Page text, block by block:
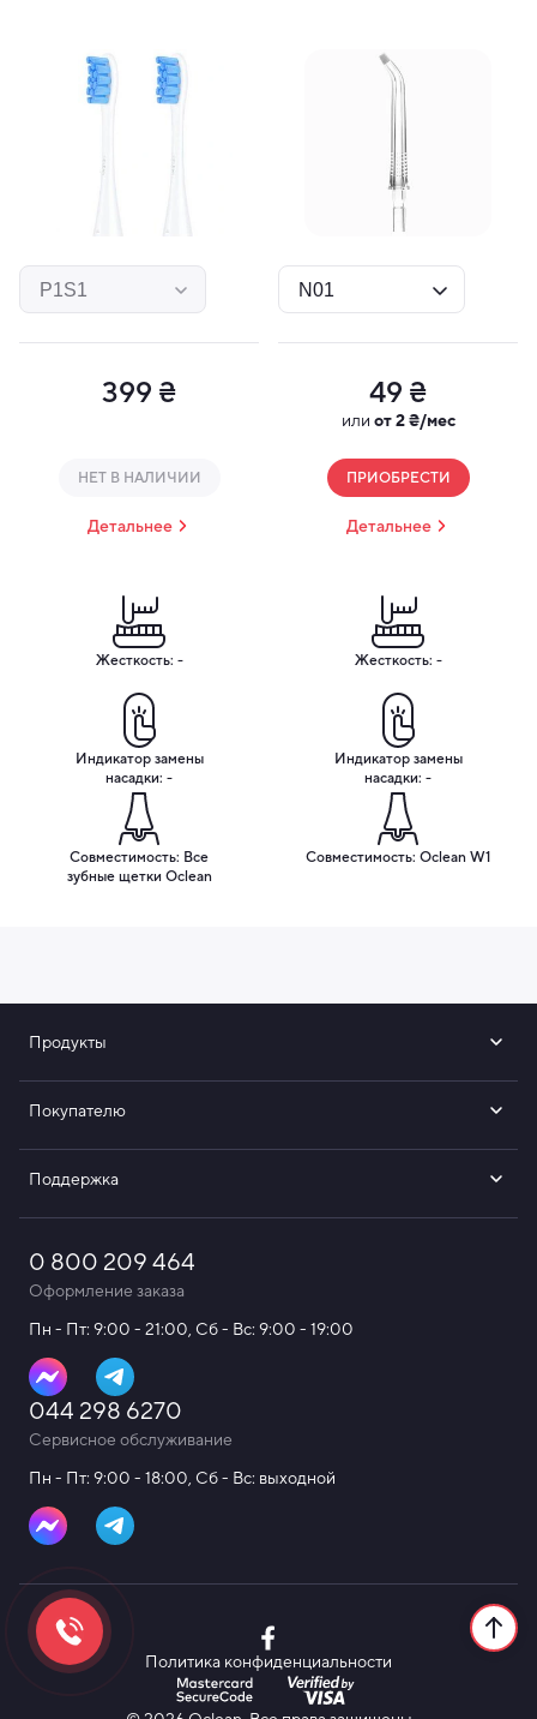
399 ₴
НЕТ В НАЛИЧИИ
Детальнее
Жесткость: -
Индикатор замены
насадки: -
Совместимость: Все
зубные щетки Oclean
49 ₴
или от 2 ₴/мес
ПРИОБРЕСТИ
Детальнее
Жесткость: -
Индикатор замены
насадки: -
Совместимость: Oclean W1
Продукты
Покупателю
Поддержка
0 800 209 464
Оформление заказа
Пн - Пт: 9:00 - 21:00, Сб - Вс: 9:00 - 19:00
044 298 6270
Сервисное обслуживание
Пн - Пт: 9:00 - 18:00, Сб - Вс: выходной
Политика конфиденциальности